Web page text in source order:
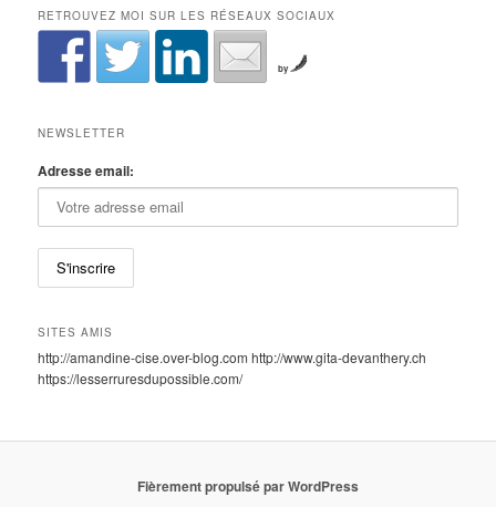
RETROUVEZ MOI SUR LES RÉSEAUX SOCIAUX
by
NEWSLETTER
Adresse email:
SITES AMIS
http://amandine-cise.over-blog.com http://www.gita-devanthery.ch
https://lesserruresdupossible.com/
Fièrement propulsé par WordPress